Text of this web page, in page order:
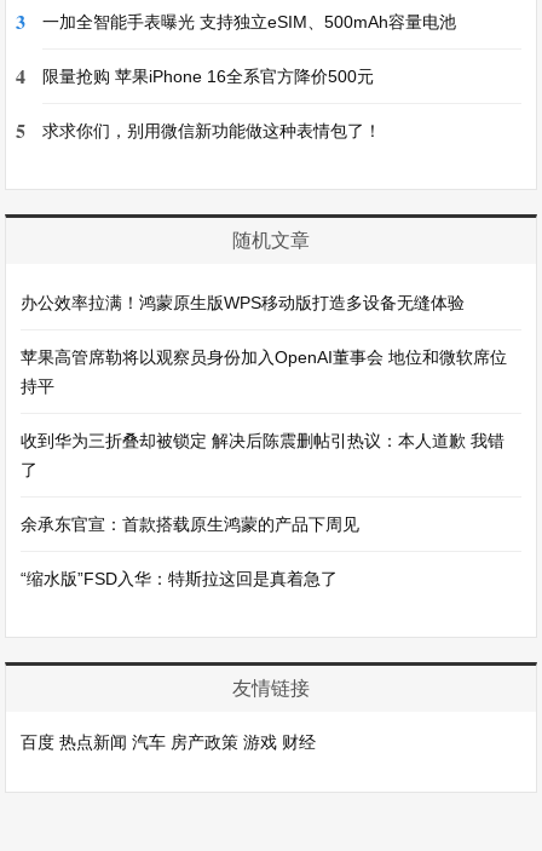
3 一加全智能手表曝光 支持独立eSIM、500mAh容量电池
4 限量抢购 苹果iPhone 16全系官方降价500元
5 求求你们，别用微信新功能做这种表情包了！
随机文章
办公效率拉满！鸿蒙原生版WPS移动版打造多设备无缝体验
苹果高管席勒将以观察员身份加入OpenAI董事会 地位和微软席位
持平
收到华为三折叠却被锁定 解决后陈震删帖引热议：本人道歉 我错
了
余承东官宣：首款搭载原生鸿蒙的产品下周见
“缩水版”FSD入华：特斯拉这回是真着急了
友情链接
百度 热点新闻 汽车 房产政策 游戏 财经